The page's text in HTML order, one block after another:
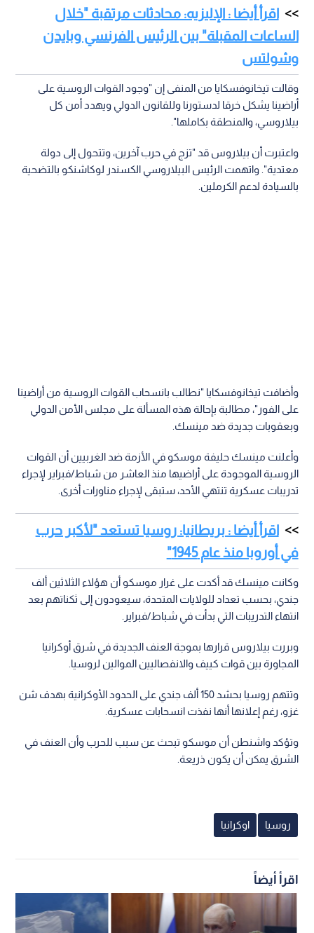
اقرأ أيضا : الإليزيه: محادثات مرتقبة "خلال
الساعات المقبلة" بين الرئيس الفرنسي وبايدن
وشولتس
وقالت تيخانوفسكايا من المنفى إن "وجود القوات الروسية على
أراضينا يشكل خرقا لدستورنا وللقانون الدولي ويهدد أمن كل
بيلاروسي، والمنطقة بكاملها".
واعتبرت أن بيلاروس قد "تزج في حرب آخرين، وتتحول إلى دولة
معتدية". واتهمت الرئيس البيلاروسي الكسندر لوكاشنكو بالتضحية
بالسيادة لدعم الكرملين.
وأضافت تيخانوفسكايا "نطالب بانسحاب القوات الروسية من أراضينا
على الفور"، مطالبة بإحالة هذه المسألة على مجلس الأمن الدولي
وبعقوبات جديدة ضد مينسك.
وأعلنت مينسك حليفة موسكو في الأزمة ضد الغربيين أن القوات
الروسية الموجودة على أراضيها منذ العاشر من شباط/فبراير لإجراء
تدريبات عسكرية تنتهي الأحد، ستبقى لإجراء مناورات أخرى.
اقرأ أيضا : بريطانيا: روسيا تستعد "لأكبر حرب
في أوروبا منذ عام 1945"
وكانت مينسك قد أكدت على غرار موسكو أن هؤلاء الثلاثين ألف
جندي، بحسب تعداد للولايات المتحدة، سيعودون إلى ثكناتهم بعد
انتهاء التدريبات التي بدأت في شباط/فبراير.
وبررت بيلاروس قرارها بموجة العنف الجديدة في شرق أوكرانيا
المجاورة بين قوات كييف والانفصاليين الموالين لروسيا.
وتتهم روسيا بحشد 150 ألف جندي على الحدود الأوكرانية بهدف شن
غزو، رغم إعلانها أنها نفذت انسحابات عسكرية.
وتؤكد واشنطن أن موسكو تبحث عن سبب للحرب وأن العنف في
الشرق يمكن أن يكون ذريعة.
روسيا اوكرانيا
اقرأ أيضاً